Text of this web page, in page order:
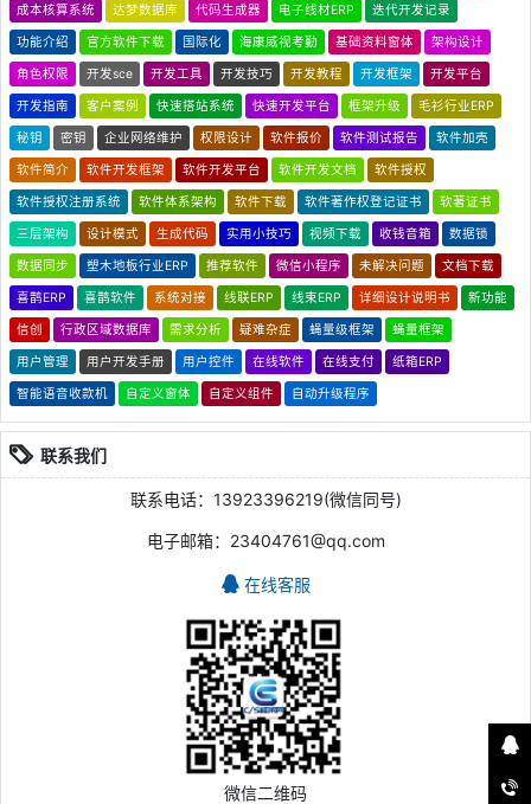
成本核算系统 达梦数据库 代码生成器 电子线材ERP 迭代开发记录
功能介绍 官方软件下载 国际化 海康威视考勤 基础资料窗体 架构设计
角色权限 开发sce 开发工具 开发技巧 开发教程 开发框架 开发平台
开发指南 客户案例 快速搭站系统 快速开发平台 框架升级 毛衫行业ERP
秘钥 密钥 企业网络维护 权限设计 软件报价 软件测试报告 软件加壳
软件简介 软件开发框架 软件开发平台 软件开发文档 软件授权
软件授权注册系统 软件体系架构 软件下载 软件著作权登记证书 软著证书
三层架构 设计模式 生成代码 实用小技巧 视频下载 收钱音箱 数据锁
数据同步 塑木地板行业ERP 推荐软件 微信小程序 未解决问题 文档下载
喜鹊ERP 喜鹊软件 系统对接 线联ERP 线束ERP 详细设计说明书 新功能
信创 行政区域数据库 需求分析 疑难杂症 蝇量级框架 蝇量框架
用户管理 用户开发手册 用户控件 在线软件 在线支付 纸箱ERP
智能语音收款机 自定义窗体 自定义组件 自动升级程序
联系我们
联系电话：13923396219(微信同号)
电子邮箱：23404761@qq.com
在线客服
微信二维码